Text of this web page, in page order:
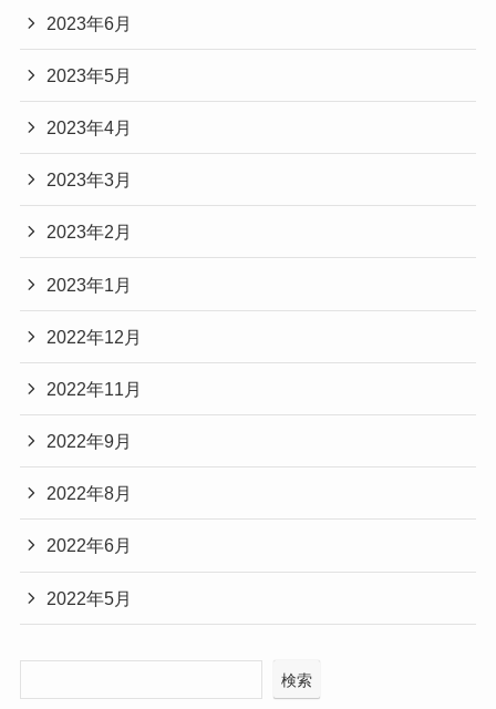
2023年6月
2023年5月
2023年4月
2023年3月
2023年2月
2023年1月
2022年12月
2022年11月
2022年9月
2022年8月
2022年6月
2022年5月
検索